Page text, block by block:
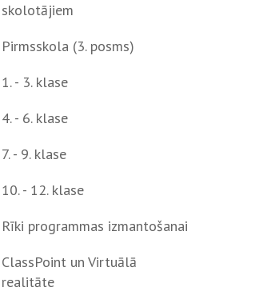
skolotājiem
Pirmsskola (3. posms)
1. - 3. klase
4. - 6. klase
7. - 9. klase
10. - 12. klase
Rīki programmas izmantošanai
ClassPoint un Virtuālā
realitāte